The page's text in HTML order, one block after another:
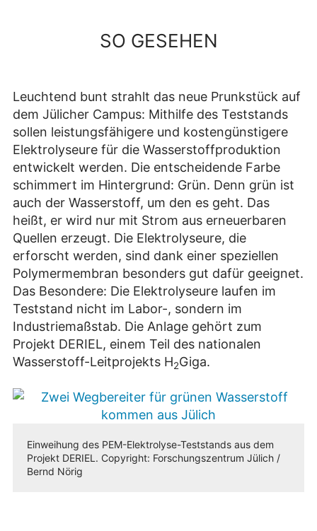
SO GESEHEN
Leuchtend bunt strahlt das neue Prunkstück auf
dem Jülicher Campus: Mithilfe des Teststands
sollen leistungsfähigere und kostengünstigere
Elektrolyseure für die Wasserstoffproduktion
entwickelt werden. Die entscheidende Farbe
schimmert im Hintergrund: Grün. Denn grün ist
auch der Wasserstoff, um den es geht. Das
heißt, er wird nur mit Strom aus erneuerbaren
Quellen erzeugt. Die Elektrolyseure, die
erforscht werden, sind dank einer speziellen
Polymermembran besonders gut dafür geeignet.
Das Besondere: Die Elektrolyseure laufen im
Teststand nicht im Labor-, sondern im
Industriemaßstab. Die Anlage gehört zum
Projekt DERIEL, einem Teil des nationalen
Wasserstoff-Leitprojekts H2Giga.
Einweihung des PEM-Elektrolyse-Teststands aus dem
Projekt DERIEL. Copyright: Forschungszentrum Jülich /
Bernd Nörig